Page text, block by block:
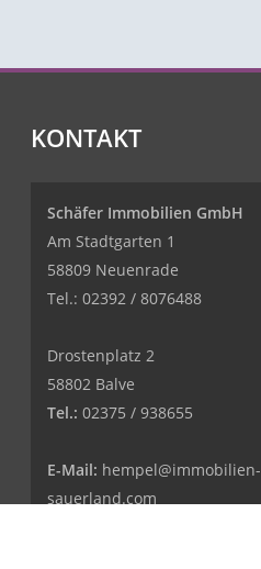
KONTAKT
Schäfer Immobilien GmbH
Am Stadtgarten 1
58809 Neuenrade
Tel.: 02392 / 8076488
Drostenplatz 2
58802 Balve
Tel.: 02375 / 938655
E-Mail: hempel@immobilien-
sauerland.com